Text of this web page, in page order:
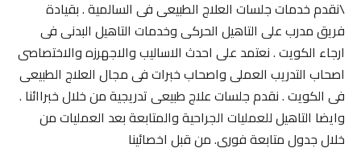
\نقدم خدمات جلسات العلاج الطبيعى فى السالمية . بقيادة
فريق مدرب على التاهيل الحركى وخدمات التاهيل البدنى فى
ارجاء الكويت . نعتمد على احدث الاساليب والاجهرزه والاختصاصى
اصحاب التدريب العملى واصحاب خبرات فى مجال العلاج الطبيعى
فى الكويت . نقدم جلسات علاج طبيعى تدريجية من خلال خبراائنا .
وايضا التاهيل للعمليات الجراحية والمتابعة بعد العمليات من
خلال جدول متابعة فورى. من قبل اخصائينا